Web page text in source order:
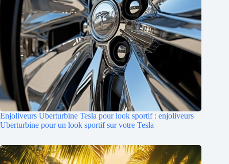
Enjoliveurs Uberturbine Tesla pour look sportif : enjoliveurs
Uberturbine pour un look sportif sur votre Tesla